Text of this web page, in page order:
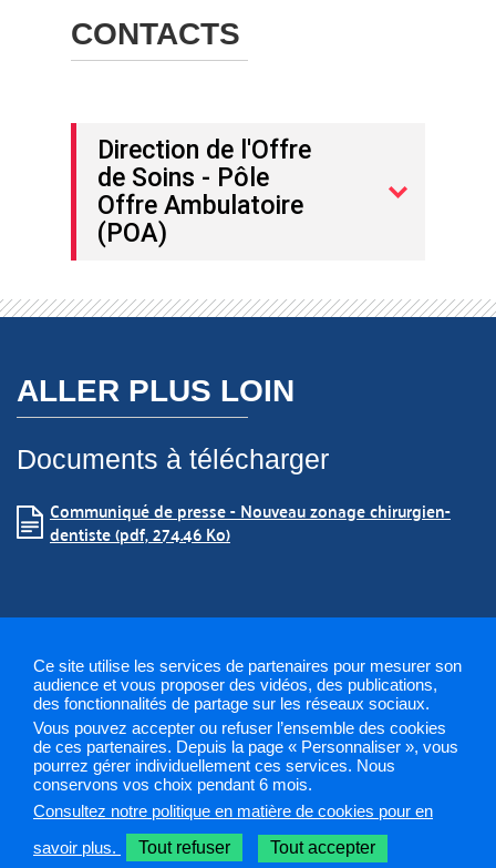
Ce site utilise les services de partenaires pour mesurer son
audience et vous proposer des vidéos, des publications,
des fonctionnalités de partage sur les réseaux sociaux.
Vous pouvez accepter ou refuser l’ensemble des cookies
de ces partenaires. Depuis la page « Personnaliser », vous
pourrez gérer individuellement ces services. Nous
conservons vos choix pendant 6 mois.
Consultez notre politique en matière de cookies pour en
savoir plus.
Tout refuser Tout accepter
CONTACTS
Direction de l'Offre
de Soins - Pôle
Offre Ambulatoire
(POA)
ALLER PLUS LOIN
Documents à télécharger
Communiqué de presse - Nouveau zonage chirurgien-
dentiste (pdf, 274.46 Ko)
Mentions légales Plan du site Gestion des cookies
ARS 2019
Sélectionnez une région pour accéder à votre site PAPS